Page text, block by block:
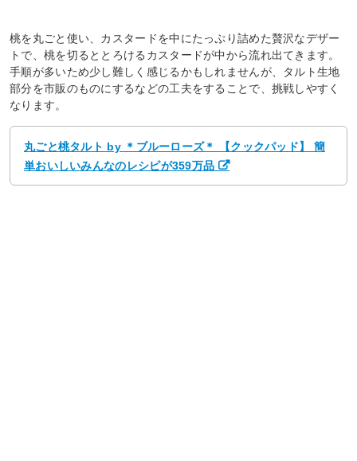
桃を丸ごと使い、カスタードを中にたっぷり詰めた贅沢なデザー
トで、桃を切るととろけるカスタードが中から流れ出てきます。
手順が多いため少し難しく感じるかもしれませんが、タルト生地
部分を市販のものにするなどの工夫をすることで、挑戦しやすく
なります。
丸ごと桃タルト by ＊ブルーローズ＊ 【クックパッド】 簡
単おいしいみんなのレシピが359万品